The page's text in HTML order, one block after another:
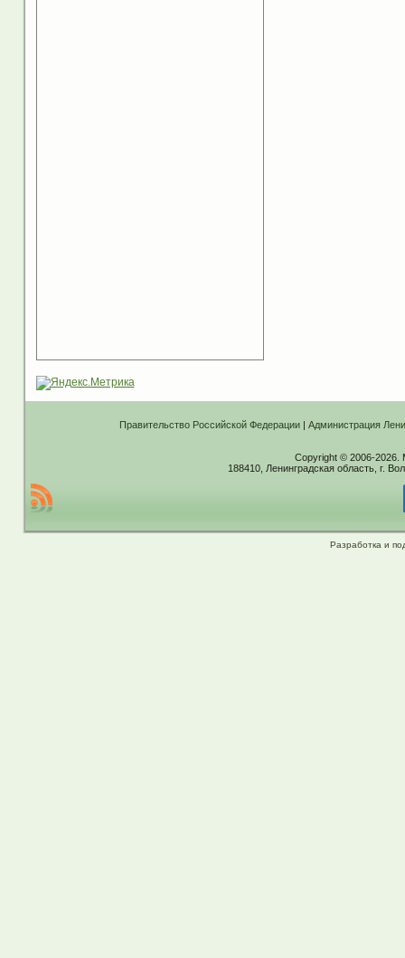
Правительство Российской Федерации| Администрация
Copyright © 2006-2026.
188410, Ленинградская область, г.
Разработка и